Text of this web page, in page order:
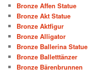
Bronze Affen Statue
Bronze Akt Statue
Bronze Aktfigur
Bronze Alligator
Bronze Ballerina Statue
Bronze Balletttänzer
Bronze Bärenbrunnen